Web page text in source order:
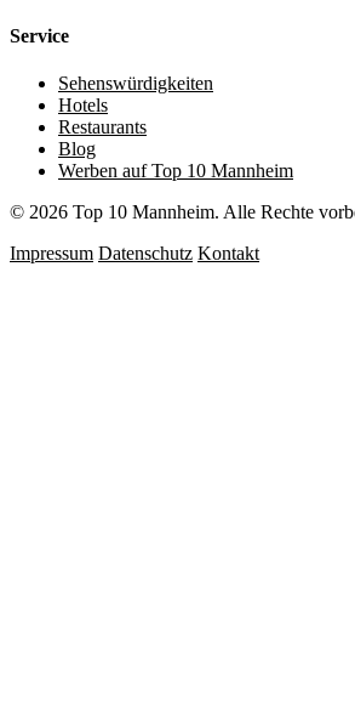
Service
Sehenswürdigkeiten
Hotels
Restaurants
Blog
Werben auf Top 10 Mannheim
© 2026 Top 10 Mannheim. Alle Rechte
Impressum Datenschutz Kontakt